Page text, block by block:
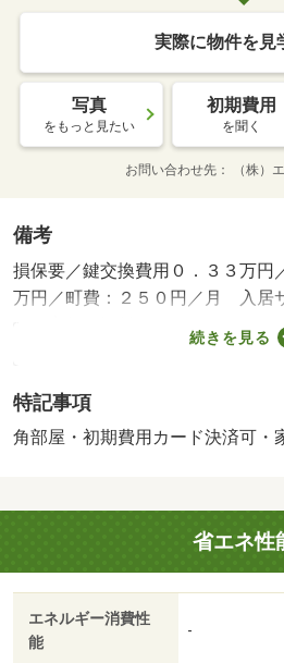
実際に物件を見
写真
をもっと見たい
初期費用
を聞く
お問い合わせ先 （株）
備考
損保要／鍵交換費用０．３３万円
万円／町費：２５０円／月 入居
月 家賃保証料：１４５９円／月
０円／月 更新事務手数料：２２
不可／バストイレ別／バルコニー
対応／フローリング／シャワー付
洗浄便座／洗面所独立／２口コン
ス／敷金不要／照明付／全居室洋
床下収納／築２年以内／クロゼッ
以内／敷地内ごみ置き場／東南向
金１ヶ月／ＩＴ重説 対応物件／
家賃カード決済可／アルプラザ堅
続きを見る
特記事項
角部屋・初期費用カード決済可・
省エネ性
エネルギー消費性
能
-